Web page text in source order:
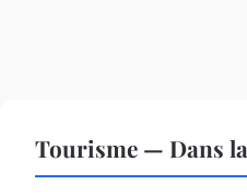
Tourisme — Dans